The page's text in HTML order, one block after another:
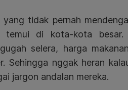
yang tidak pernah
temui di kota-kota
selera, harga
Sehingga nggak heran
jargon andalan mereka.